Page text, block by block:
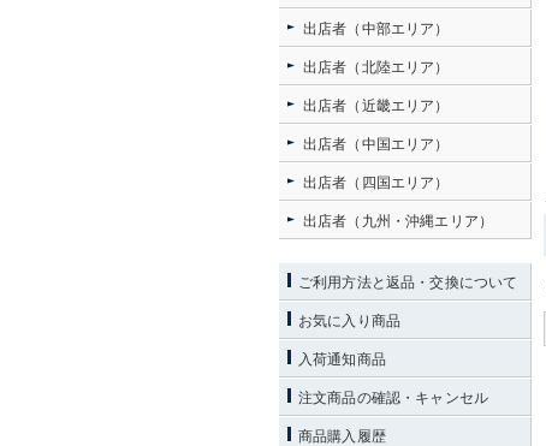
出店者（中部エリア）
出店者（北陸エリア）
出店者（近畿エリア）
出店者（中国エリア）
出店者（四国エリア）
出店者（九州・沖縄エリア）
ご利用方法と返品・交換について
お気に入り商品
入荷通知商品
注文商品の確認・キャンセル
商品購入履歴